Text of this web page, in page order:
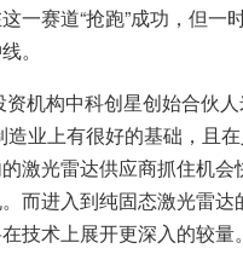
一赛道“抢跑”成功，但一
。
造业上有很好的基础，且
激光雷达供应商抓住机会
而进入到纯固态激光雷达
技术上展开更深入的较量